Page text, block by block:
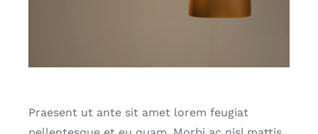
Praesent ut ante sit amet lorem feugiat